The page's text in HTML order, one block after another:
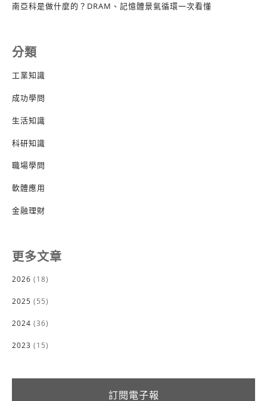
南亞科是做什麼的？DRAM、記憶體景氣循環一次看懂
分類
工業知識
成功學問
生活知識
科研知識
職場學問
軟體應用
金融理財
更多文章
2026 (18)
2025 (55)
2024 (36)
2023 (15)
訂閱電子報